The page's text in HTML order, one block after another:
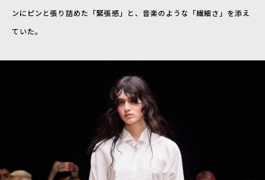
ンにピンと張り詰めた「緊張感」と、音楽のような「繊細さ」を添え
ていた。